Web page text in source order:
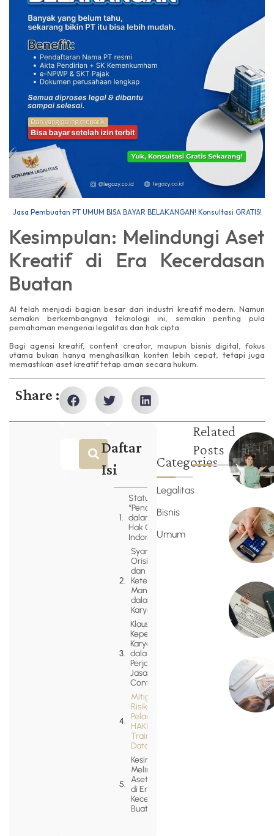
Jasa Pembuatan PT UMUM BISA BAYAR BELAKANGAN! Konsultasi GRATIS!
Kesimpulan: Melindungi Aset
Kreatif di Era Kecerdasan
Buatan
AI telah menjadi bagian besar dari industri kreatif modern. Namun
semakin berkembangnya teknologi ini, semakin penting pula
pemahaman mengenai legalitas dan hak cipta.
Bagi agensi kreatif, content creator, maupun bisnis digital, fokus
utama bukan hanya menghasilkan konten lebih cepat, tetapi juga
memastikan aset kreatif tetap aman secara hukum.
Share :
Daftar
Isi
Status
“Pencipta”
dalam UU
Hak Cipta
Indonesia
Syarat
Orisinalitas
dan
Keterlibatan
Manusia
dalam
Karya
Klausul
Kepemilikan
Karya AI
dalam
Perjanjian
Jasa (Client
Contract)
Mitigasi
Risiko
Pelanggaran
HAKI pada
Training
Data AI
Kesimpulan:
Melindungi
Aset Kreatif
di Era
Kecerdasan
Buatan
Categories
Legalitas
Bisnis
Umum
Related
Posts